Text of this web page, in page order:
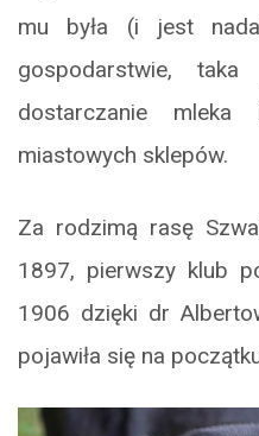
mu była (i jest
gospodarstwie,
dostarczanie
miastowych sklepów.
Za rodzimą rasę
1897, pierwszy klub
1906 dzięki dr
pojawiła się na